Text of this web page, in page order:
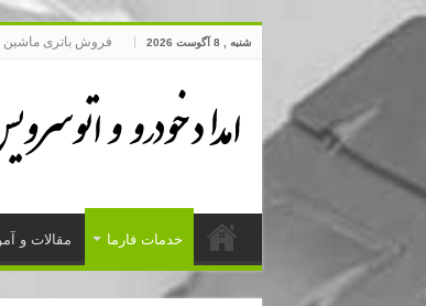
شنبه , 8 آگوست 2026 فروش باتری ماشین
خدمات فارما مقالات و